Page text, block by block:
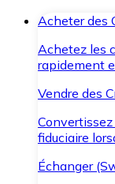
Acheter des
Achetez les
rapidement
Vendre des
fiduciaire
Échanger